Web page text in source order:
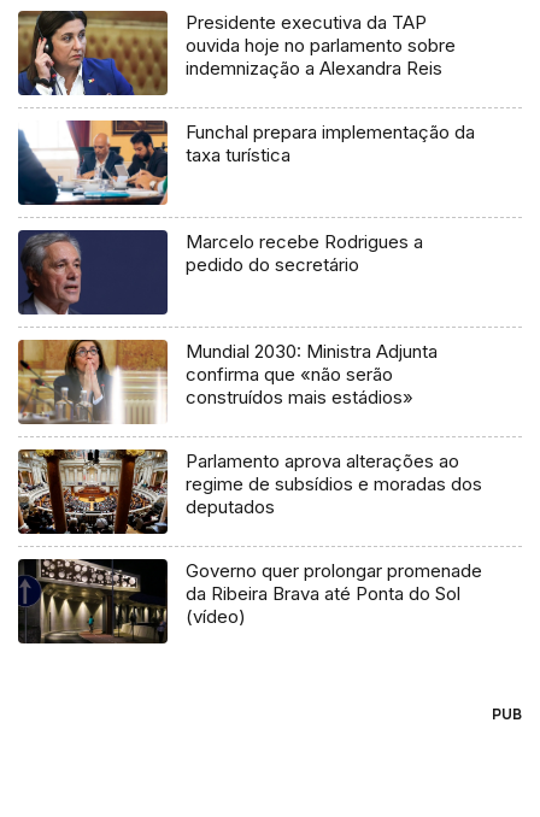
Presidente executiva da TAP
ouvida hoje no parlamento sobre
indemnização a Alexandra Reis
Funchal prepara implementação da
taxa turística
Marcelo recebe Rodrigues a
pedido do secretário
Mundial 2030: Ministra Adjunta
confirma que «não serão
construídos mais estádios»
Parlamento aprova alterações ao
regime de subsídios e moradas dos
deputados
Governo quer prolongar promenade
da Ribeira Brava até Ponta do Sol
(vídeo)
PUB